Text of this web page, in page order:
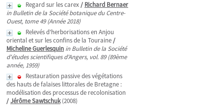
Regard sur les carex/ Richard Bernaer
in Bulletin de la Société botanique du Centre-
Ouest, tome 49 (Année 2018)
Relevés d'herborisations en Anjou
oriental et sur les confins de la Touraine/
Micheline Guerlesquin in Bulletin de la Société
d'études scientifiques d'Angers, vol. 89 (89ème
année, 1959)
Restauration passive des végétations
des hauts de falaises littorales de Bretagne :
modélisation des processus de recolonisation
/Jérôme Sawtschuk(2008)